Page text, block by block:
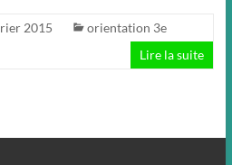
2015
orientation 3e
Lire la suite